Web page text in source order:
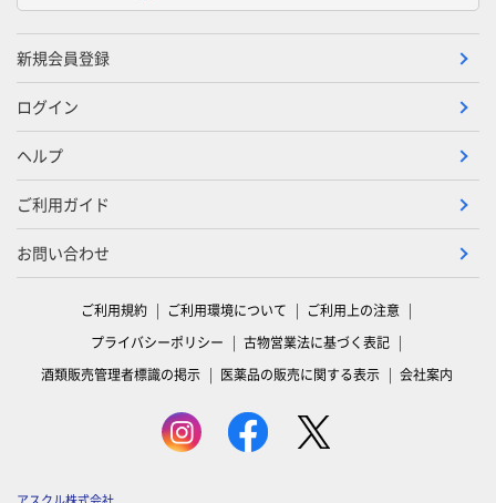
新規会員登録
ログイン
ヘルプ
ご利用ガイド
お問い合わせ
ご利用規約 ご利用環境について
ご利用上の注意
プライバシーポリシー
古物営業法に基づく表記
酒類販売管理者標識の掲示
医薬品の販売に関する表示 会社案内